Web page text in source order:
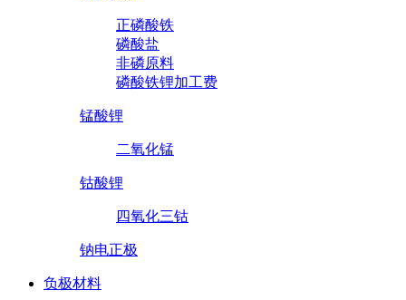
正磷酸铁
磷酸盐
非磷原料
磷酸铁锂加工费
锰酸锂
二氧化锰
钴酸锂
四氧化三钴
钠电正极
负极材料